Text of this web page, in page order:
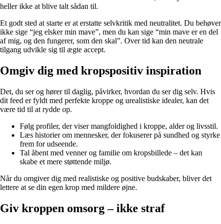
heller ikke at blive talt sådan til.
Et godt sted at starte er at erstatte selvkritik med neutralitet. Du behøver
ikke sige “jeg elsker min mave”, men du kan sige “min mave er en del
af mig, og den fungerer, som den skal”. Over tid kan den neutrale
tilgang udvikle sig til ægte accept.
Omgiv dig med kropspositiv inspiration
Det, du ser og hører til daglig, påvirker, hvordan du ser dig selv. Hvis
dit feed er fyldt med perfekte kroppe og urealistiske idealer, kan det
være tid til at rydde op.
Følg profiler, der viser mangfoldighed i kroppe, alder og livsstil.
Læs historier om mennesker, der fokuserer på sundhed og styrke
frem for udseende.
Tal åbent med venner og familie om kropsbillede – det kan
skabe et mere støttende miljø.
Når du omgiver dig med realistiske og positive budskaber, bliver det
lettere at se din egen krop med mildere øjne.
Giv kroppen omsorg – ikke straf